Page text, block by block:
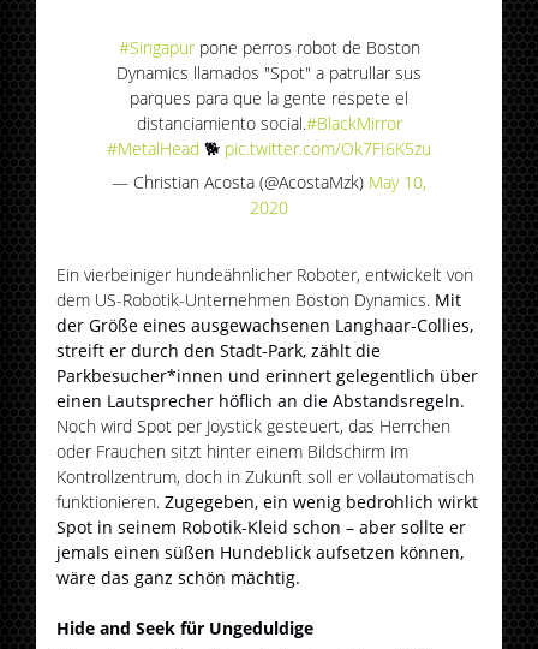
#Singapurpone perros robot de Boston
Dynamics llamados "Spot" a patrullar sus
parques para que la gente respete el
distanciamiento social.#BlackMirror
#MetalHead 🐕 pic.twitter.com/Ok7FI6K5zu
— Christian Acosta (@AcostaMzk) May 10,
2020
Ein vierbeiniger hundeähnlicher Roboter, entwickelt von
dem US-Robotik-Unternehmen Boston Dynamics. Mit
der Größe eines ausgewachsenen Langhaar-Collies,
streift er durch den Stadt-Park, zählt die
Parkbesucher*innen und erinnert gelegentlich über
einen Lautsprecher höflich an die Abstandsregeln.
Noch wird Spot per Joystick gesteuert, das Herrchen
oder Frauchen sitzt hinter einem Bildschirm im
Kontrollzentrum, doch in Zukunft soll er vollautomatisch
funktionieren.Zugegeben, ein wenig bedrohlich wirkt
Spot in seinem Robotik-Kleid schon – aber sollte er
jemals einen süßen Hundeblick aufsetzen können,
wäre das ganz schön mächtig.
Hide and Seek für Ungeduldige